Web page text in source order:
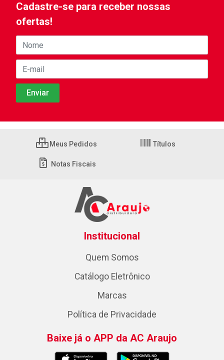
Cadastre-se para receber nossas
ofertas!
Meus Pedidos Títulos
Notas Fiscais
Institucional
Quem Somos
Catálogo Eletrônico
Marcas
Política de Privacidade
Baixe já o APP da AC Araujo